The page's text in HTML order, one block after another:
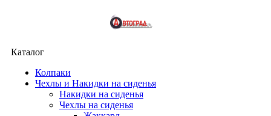
Каталог
Колпаки
Чехлы и Накидки на сиденья
Накидки на сиденья
Чехлы на сиденья